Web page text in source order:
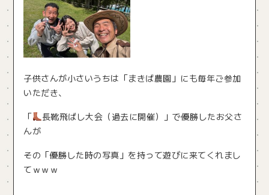
子供さんが小さいうちは「まきば農園」にも毎年ご参加
いただき、
「
長靴飛ばし大会（過去に開催）」で優勝したお父さ
んが
その「優勝した時の写真」を持って遊びに来てくれまし
てｗｗｗ